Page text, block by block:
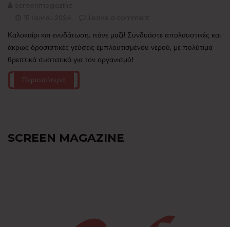
Καλοκαίρι και ενυδάτωση, πάνε μαζί! Συνδυάστε απολαυστικές και
άκρως δροσιστικές γεύσεις εμπλουτισμένου νερού, με πολύτιμα
θρεπτικά συστατικά για τον οργανισμό!
Περισσότερα
SCREEN MAGAZINE